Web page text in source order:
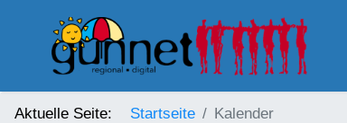
Aktuelle Seite: Startseite Kalender